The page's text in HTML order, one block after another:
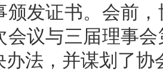
颁发证书。会前
会议与三届理事
办法，并谋划了